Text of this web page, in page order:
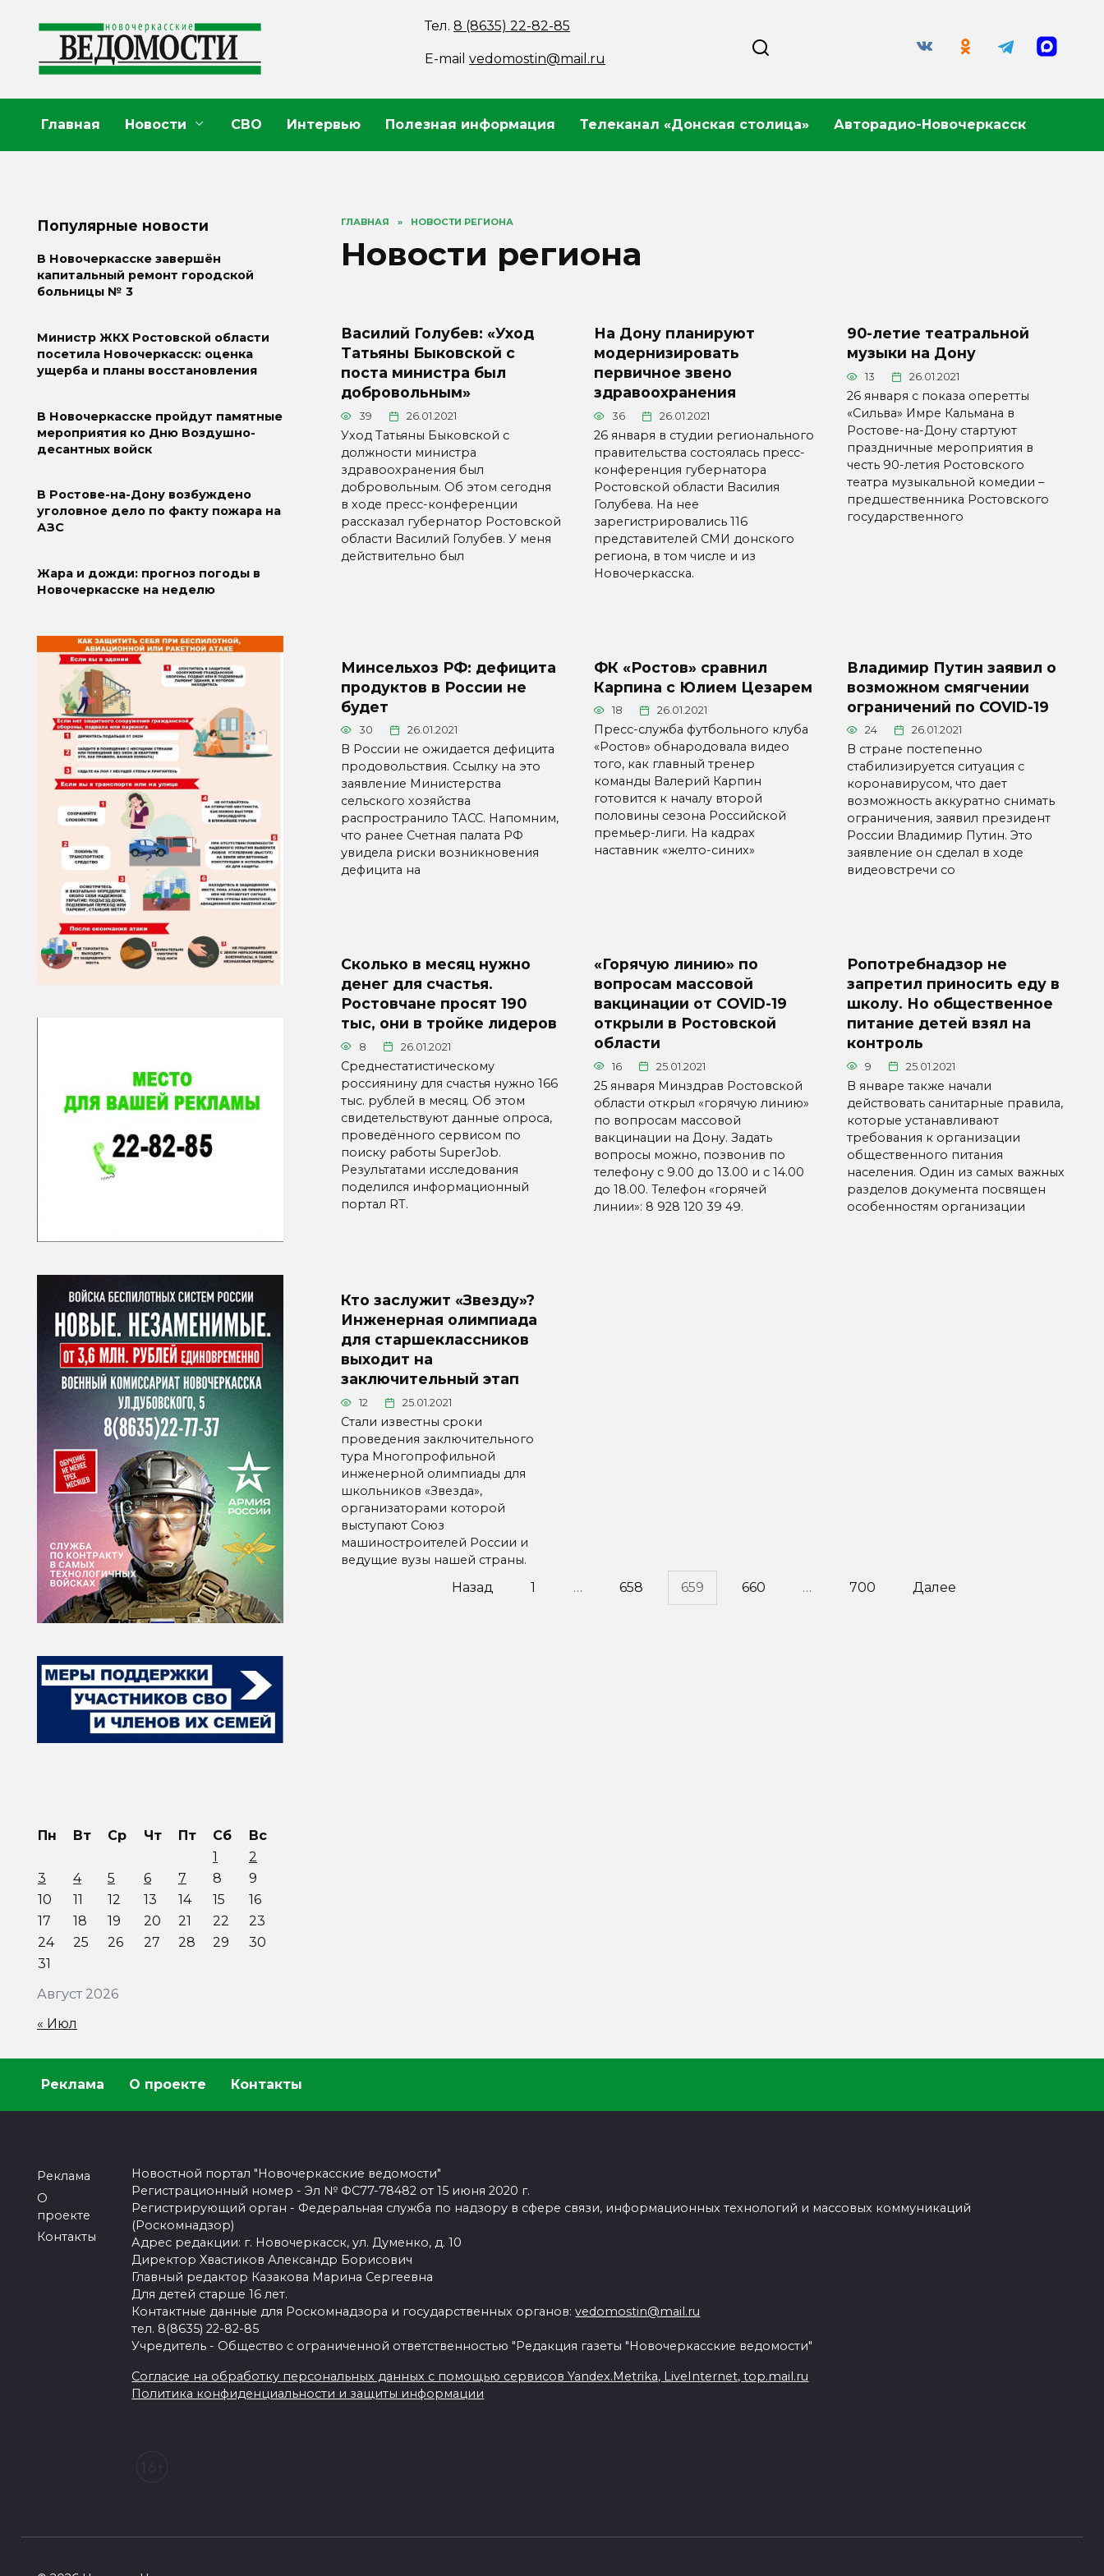
содержанию
Тел.8 (8635) 22-82-85
E-mailvedomostin@mail.ru
Главная Новости СВО Интервью Полезная информация Телеканал «Донская столица» Авторадио-Новочеркасск
ГЛАВНАЯ » НОВОСТИ РЕГИОНА
Новости региона
Василий Голубев: «Уход
Татьяны Быковской с
поста министра был
добровольным»
39 26.01.2021
Уход Татьяны Быковской с
должности министра
здравоохранения был
добровольным. Об этом сегодня
в ходе пресс-конференции
рассказал губернатор Ростовской
области Василий Голубев. У меня
действительно был
На Дону планируют
модернизировать
первичное звено
здравоохранения
36 26.01.2021
26 января в студии регионального
правительства состоялась пресс-
конференция губернатора
Ростовской области Василия
Голубева. На нее
зарегистрировались 116
представителей СМИ донского
региона, в том числе и из
Новочеркасска.
90-летие театральной
музыки на Дону
13 26.01.2021
26 января с показа оперетты
«Сильва» Имре Кальмана в
Ростове-на-Дону стартуют
праздничные мероприятия в
честь 90-летия Ростовского
театра музыкальной комедии –
предшественника Ростовского
государственного
Минсельхоз РФ: дефицита
продуктов в России не
будет
30 26.01.2021
В России не ожидается дефицита
продовольствия. Ссылку на это
заявление Министерства
сельского хозяйства
распространило ТАСС. Напомним,
что ранее Счетная палата РФ
увидела риски возникновения
дефицита на
ФК «Ростов» сравнил
Карпина с Юлием Цезарем
18 26.01.2021
Пресс-служба футбольного клуба
«Ростов» обнародовала видео
того, как главный тренер
команды Валерий Карпин
готовится к началу второй
половины сезона Российской
премьер-лиги. На кадрах
наставник «желто-синих»
Владимир Путин заявил о
возможном смягчении
ограничений по COVID-19
24 26.01.2021
В стране постепенно
стабилизируется ситуация с
коронавирусом, что дает
возможность аккуратно снимать
ограничения, заявил президент
России Владимир Путин. Это
заявление он сделал в ходе
видеовстречи со
Сколько в месяц нужно
денег для счастья.
Ростовчане просят 190
тыс, они в тройке лидеров
8 26.01.2021
Среднестатистическому
россиянину для счастья нужно 166
тыс. рублей в месяц. Об этом
свидетельствуют данные опроса,
проведённого сервисом по
поиску работы SuperJob.
Результатами исследования
поделился информационный
портал RT.
«Горячую линию» по
вопросам массовой
вакцинации от CОVID-19
открыли в Ростовской
области
16 25.01.2021
25 января Минздрав Ростовской
области открыл «горячую линию»
по вопросам массовой
вакцинации на Дону. Задать
вопросы можно, позвонив по
телефону с 9.00 до 13.00 и с 14.00
до 18.00. Телефон «горячей
линии»: 8 928 120 39 49.
Ропотребнадзор не
запретил приносить еду в
школу. Но общественное
питание детей взял на
контроль
9 25.01.2021
В январе также начали
действовать санитарные правила,
которые устанавливают
требования к организации
общественного питания
населения. Один из самых важных
разделов документа посвящен
особенностям организации
Кто заслужит «Звезду»?
Инженерная олимпиада
для старшеклассников
выходит на
заключительный этап
12 25.01.2021
Стали известны сроки
проведения заключительного
тура Многопрофильной
инженерной олимпиады для
школьников «Звезда»,
организаторами которой
выступают Союз
машиностроителей России и
ведущие вузы нашей страны.
Назад 1 … 658 659 660 … 700 Далее
Популярные новости
В Новочеркасске завершён
капитальный ремонт городской
больницы № 3
Министр ЖКХ Ростовской области
посетила Новочеркасск: оценка
ущерба и планы восстановления
В Новочеркасске пройдут памятные
мероприятия ко Дню Воздушно-
десантных войск
В Ростове-на-Дону возбуждено
уголовное дело по факту пожара на
АЗС
Жара и дожди: прогноз погоды в
Новочеркасске на неделю
Август 2026
Пн Вт Ср Чт Пт Сб
Вс
1
2
3
4 5 6 7 8
9
10
11 12 13 14 15
16
17
18 19 20 21 22
23
24
25 26 27 28 29
30
31
« Июл
Реклама О проекте Контакты
Реклама
О
проекте
Контакты
Новостной портал "Новочеркасские ведомости"
Регистрационный номер - Эл № ФС77-78482 от 15 июня 2020 г.
Регистрирующий орган - Федеральная служба по надзору в сфере связи, информационных технологий и массовых коммуникаций
(Роскомнадзор)
Адрес редакции: г. Новочеркасск, ул. Думенко, д. 10
Директор Хвастиков Александр Борисович
Главный редактор Казакова Марина Сергеевна
Для детей старше 16 лет.
Контактные данные для Роскомнадзора и государственных органов:vedomostin@mail.ru
тел. 8(8635) 22-82-85
Учредитель - Общество с ограниченной ответственностью "Редакция газеты "Новочеркасские ведомости"
Согласие на обработку персональных данных с помощью сервисов Yandex.Metrika, LiveInternet, top.mail.ru
Политика конфиденциальности и защиты информации